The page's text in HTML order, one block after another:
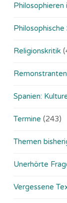
Philosophieren
Philosophische
Religionskritik
Spanien:
Termine (243)
Themen
Unerhörte
Vergessene